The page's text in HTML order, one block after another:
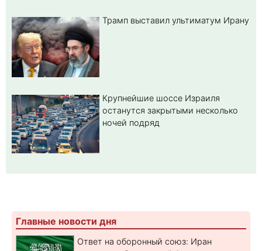
Трамп выставил ультиматум Ирану
Крупнейшие шоссе Израиля
останутся закрытыми несколько
ночей подряд
Главные новости дня
Ответ на оборонный союз: Иран